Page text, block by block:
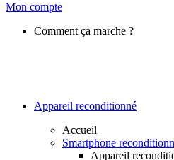
Mon compte
Comment ça marche ?
Appareil reconditionné
Accueil
Smartphone
Appareil